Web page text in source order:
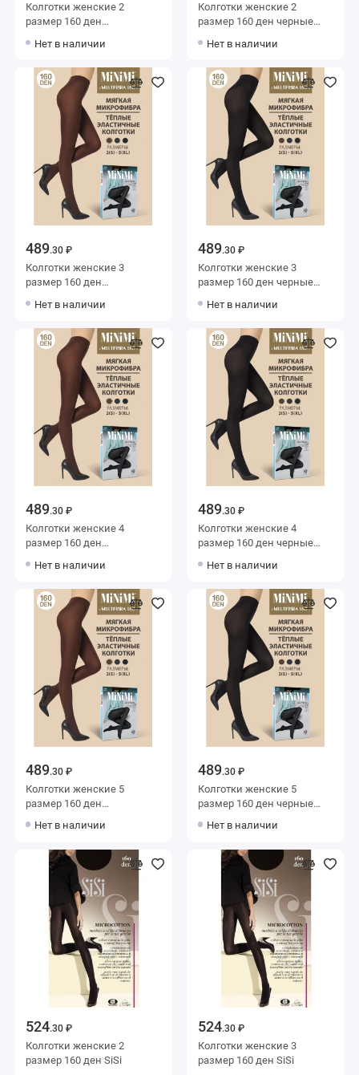
Колготки женские 2
размер 160 ден
Нет в наличии
Колготки женские 2
размер 160 ден черные
Нет в наличии
489.30 ₽
Колготки женские 3
размер 160 ден
Нет в наличии
489.30 ₽
Колготки женские 3
размер 160 ден черные
Нет в наличии
489.30 ₽
Колготки женские 4
размер 160 ден
Нет в наличии
489.30 ₽
Колготки женские 4
размер 160 ден черные
Нет в наличии
489.30 ₽
Колготки женские 5
размер 160 ден
Нет в наличии
489.30 ₽
Колготки женские 5
размер 160 ден черные
Нет в наличии
524.30 ₽
Колготки женские 2
размер 160 ден SiSi
524.30 ₽
Колготки женские 3
размер 160 ден SiSi